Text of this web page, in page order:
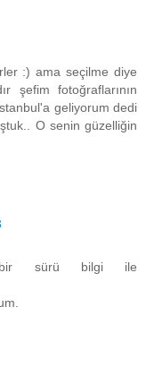
:) ama seçilme diye
şefim fotoğraflarının
geliyorum dedi
O senin güzelliğin
bir sürü bilgi ile